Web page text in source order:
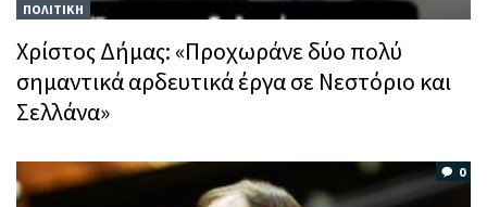
ΠΟΛΙΤΙΚΗ
Χρίστος Δήμας: «Προχωράνε δύο πολύ
σημαντικά αρδευτικά έργα σε Νεστόριο και
Σελλάνα»
0